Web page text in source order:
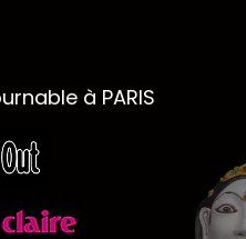
à PARIS